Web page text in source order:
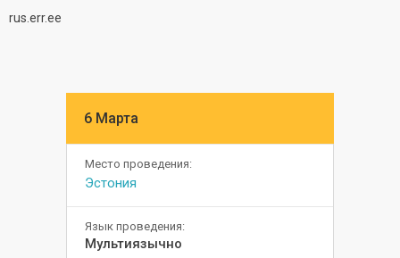
rus.err.ee
6 Марта
Место проведения:
Эстония
Язык проведения:
Мультиязычно